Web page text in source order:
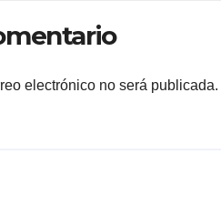
electrónico no será publicada.